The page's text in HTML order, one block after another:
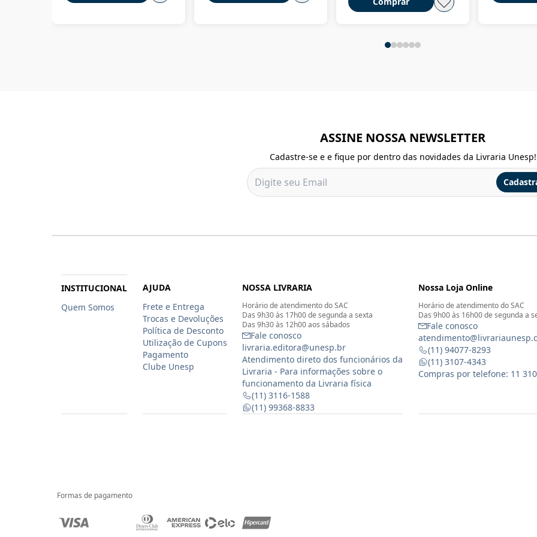
ASSINE NOSSA NEWSLETTER
Cadastre-se e e fique por dentro das novidades da Livraria Unesp!
INSTITUCIONAL
Quem Somos
AJUDA
Frete e Entrega
Trocas e Devoluções
Política de Desconto
Utilização de Cupons
Pagamento
Clube Unesp
NOSSA LIVRARIA
Horário de atendimento do SAC
Das 9h30 às 17h00 de segunda a sexta
Das 9h30 às 12h00 aos sábados
Fale conosco
livraria.editora@unesp.br
Atendimento direto dos funcionários da
Livraria - Para informações sobre o
funcionamento da Livraria física
(11) 3116-1588
(11) 99368-8833
Nossa Loja Online
Horário de atendimento do SAC
Das 9h00 às 16h00 de segunda a
Fale conosco
(11) 94077-8293
(11) 3107-4343
Compras por telefone: 11
Formas de pagamento